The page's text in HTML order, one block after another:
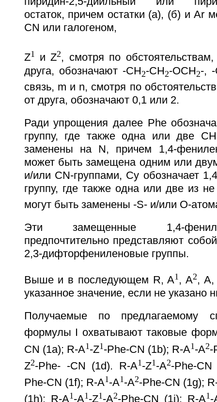
остаток, причем остатки (а), (б) и Ar
СN или галогеном,
Z1 и Z2, смотря по
друга, обозначают -СН2-CН2-OCH2-, -
связь, m и n, смотря по
от друга, обозначают 0,1 или 2.
Ради упрощения далее Phe
группу, где также одна или две
заменены на N, причем 1,4-
может быть замещена одним или
и/или CN-группами, Сy обозначает
группу, где также одна или две из
могут быть заменены -S- и/или О-
Эти замещенные 1,4-
предпочтительно представляют
2,3-дифторфениленовые группы.
Выше и в последующем R, A1, A2, A,
указанное значение, если не указано
Получаемые по предлагаемому
формулы I охватывают таковые
CN (1a); R-A1 -Z1 -Phe-CN (1b); R-A1 -A2-
Z2-Phe- -CN (1d). R-A1 -Z1 -A2-Phe-
Phe-CN (1f); R-A1 -A1 -A2-Phe-CN (1g);
(1h); R-A1-A1-Z1-A2-Phe-CN (1i); R-A1-